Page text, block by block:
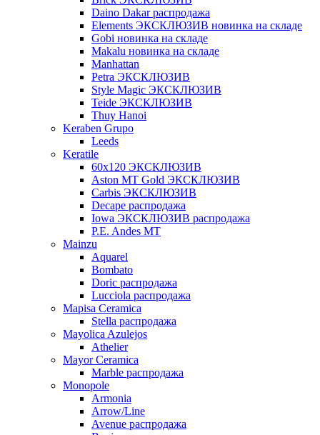
Daino Dakar распродажа
Elements ЭКСКЛЮЗИВ новинка на складе
Gobi новинка на складе
Makalu новинка на складе
Manhattan
Petra ЭКСКЛЮЗИВ
Style Magic ЭКСКЛЮЗИВ
Teide ЭКСКЛЮЗИВ
Thuy Hanoi
Keraben Grupo
Leeds
Keratile
60х120 ЭКСКЛЮЗИВ
Aston MT Gold ЭКСКЛЮЗИВ
Carbis ЭКСКЛЮЗИВ
Decape распродажа
Iowa ЭКСКЛЮЗИВ распродажа
P.E. Andes MT
Mainzu
Aquarel
Bombato
Doric распродажа
Lucciola распродажа
Mapisa Ceramica
Stella распродажа
Mayolica Azulejos
Athelier
Mayor Ceramica
Marble распродажа
Monopole
Armonia
Arrow/Line
Avenue распродажа